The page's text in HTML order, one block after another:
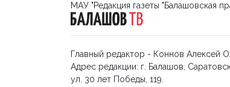
МАУ "Редакция газеты "Балашовская
Главный редактор - Коннов Алексей
Адрес редакции: г. Балашов,
ул. 30 лет Победы, 119.